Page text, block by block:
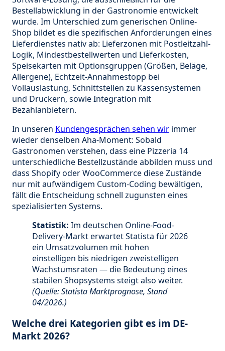
Bestellabwicklung in der Gastronomie entwickelt
wurde. Im Unterschied zum generischen Online-
Shop bildet es die spezifischen Anforderungen eines
Lieferdienstes nativ ab: Lieferzonen mit Postleitzahl-
Logik, Mindestbestellwerten und Lieferkosten,
Speisekarten mit Optionsgruppen (Größen, Beläge,
Allergene), Echtzeit-Annahmestopp bei
Vollauslastung, Schnittstellen zu Kassensystemen
und Druckern, sowie Integration mit
Bezahlanbietern.
In unseren Kundengesprächen sehen wir immer
wieder denselben Aha-Moment: Sobald
Gastronomen verstehen, dass eine Pizzeria 14
unterschiedliche Bestellzustände abbilden muss und
dass Shopify oder WooCommerce diese Zustände
nur mit aufwändigem Custom-Coding bewältigen,
fällt die Entscheidung schnell zugunsten eines
spezialisierten Systems.
Statistik: Im deutschen Online-Food-
Delivery-Markt erwartet Statista für 2026
ein Umsatzvolumen mit hohen
einstelligen bis niedrigen zweistelligen
Wachstumsraten — die Bedeutung eines
stabilen Shopsystems steigt also weiter.
(Quelle: Statista Marktprognose, Stand
04/2026.)
Welche drei Kategorien gibt es im DE-
Markt 2026?